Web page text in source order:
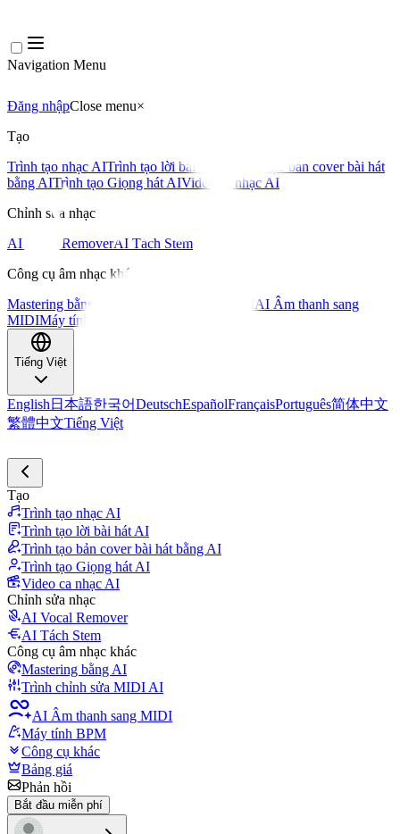
Navigation Menu
Đăng nhậpClose menu×
Tạo
Trình tạo nhạc AITrình tạo lời bài hát AI
Trình tạo bản cover bài hát
bằng AITrình tạo Giọng hát AIVideo ca nhạc AI
Chỉnh sửa nhạc
AI Vocal RemoverAI Tách Stem
Công cụ âm nhạc khác
Mastering bằng AI
AI Âm thanh sang
MIDIMáy tính BPM
Tiếng Việt
English 日本語한국어DeutschEspañolFrançaisPortuguês简体中文
繁體中文Tiếng Việt
Tạo
Trình tạo nhạc AI
Trình tạo lời bài hát AI
Trình tạo bản cover bài hát bằng AI
Trình tạo Giọng hát AI
Video ca nhạc AI
Chỉnh sửa nhạc
AI Vocal Remover
AI Tách Stem
Công cụ âm nhạc khác
Mastering bằng AI
Trình chỉnh sửa MIDI AI
AI Âm thanh sang MIDI
Máy tính BPM
Công cụ khác
Bảng giá
Phản hồi
Bắt đầu miễn phí